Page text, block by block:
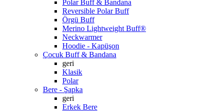
Polar Buff & Bandana
Reversible Polar Buff
Örgü Buff
Merino Lightweight Buff®
Neckwarmer
Hoodie - Kapüşon
Çocuk Buff & Bandana
geri
Klasik
Polar
Bere - Şapka
geri
Erkek Bere